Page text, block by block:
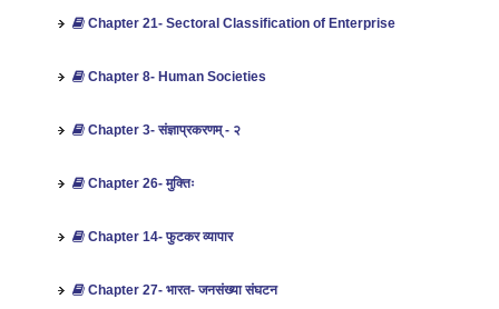
Chapter 21- Sectoral Classification of Enterprise
Chapter 8- Human Societies
Chapter 3- संज्ञाप्रकरणम् - २
Chapter 26- मुक्तिः
Chapter 14- फुटकर व्यापार
Chapter 27- भारत- जनसंख्‍या संघटन